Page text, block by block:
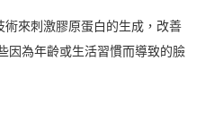
來刺激膠原蛋白的生成，改善
因為年齡或生活習慣而導致的臉